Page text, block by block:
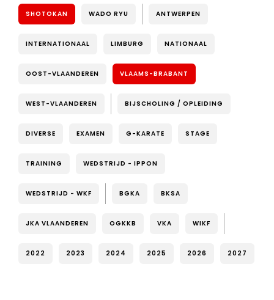
SHOTOKAN WADO RYU ANTWERPEN
INTERNATIONAAL LIMBURG NATIONAAL
OOST-VLAANDEREN VLAAMS-BRABANT
WEST-VLAANDEREN BIJSCHOLING / OPLEIDING
DIVERSE EXAMEN G-KARATE STAGE
TRAINING WEDSTRIJD - IPPON
WEDSTRIJD - WKF BGKA BKSA
JKA VLAANDEREN OGKKB VKA WIKF
2022 2023 2024 2025 2026 2027